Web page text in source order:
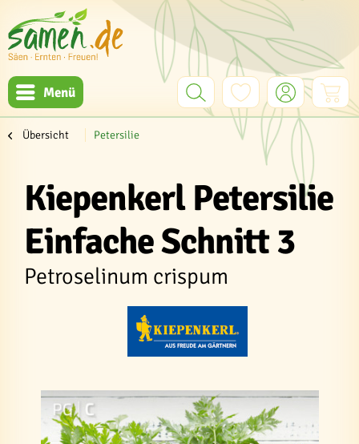
Menü
Übersicht Petersilie
Kiepenkerl Petersilie
Einfache Schnitt 3
Petroselinum crispum